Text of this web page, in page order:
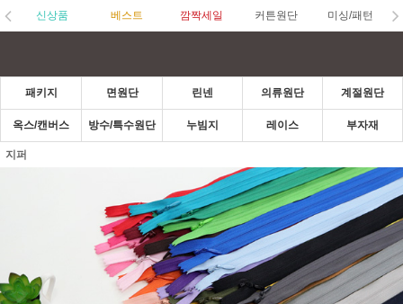
신상품 베스트 깜짝세일 커튼원단 미싱/패턴
패키지 면원단 린넨 의류원단 계절원단
옥스/캔버스 방수/특수원단 누빔지 레이스 부자재
지퍼